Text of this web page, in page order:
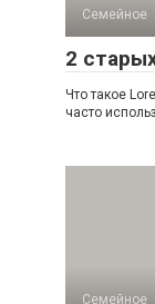
Семейное
2
Что такое
часто
Семейное